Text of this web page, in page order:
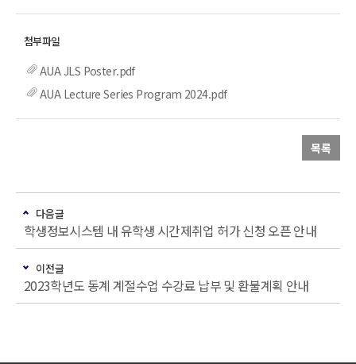
AUA JLS Poster.pdf
AUA Lecture Series Program 2024.pdf
목록
다음글
학생정보시스템 내 유학생 시간제취업 허가 신청 오픈 안내
이전글
2023학년도 동계 계절수업 수강료 납부 및 환불계획 안내